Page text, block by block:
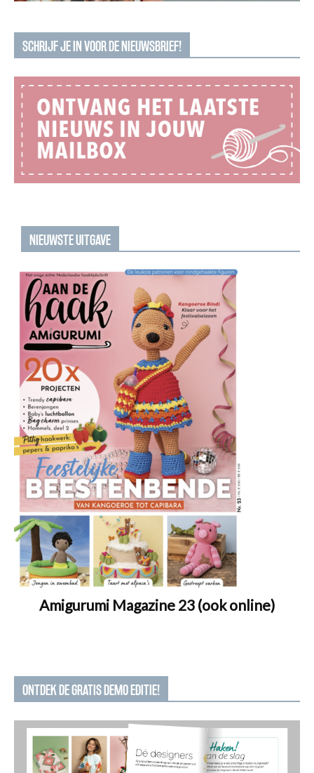
SCHRIJF JE IN VOOR DE NIEUWSBRIEF!
NIEUWSTE UITGAVE
Amigurumi Magazine 23 (ook online)
ONTDEK DE GRATIS DEMO EDITIE!